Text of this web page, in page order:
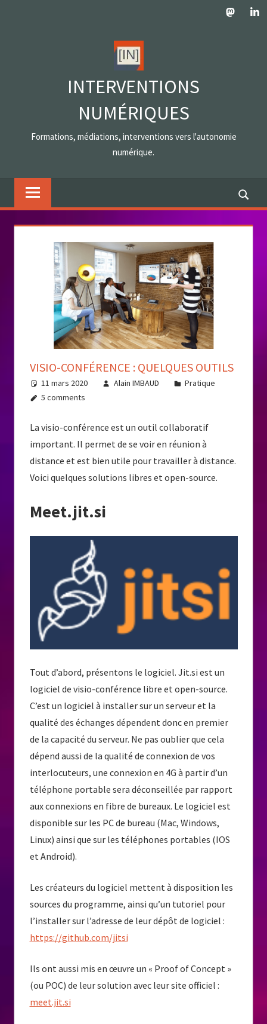
INTERVENTIONS
NUMÉRIQUES
Formations, médiations, interventions vers l'autonomie
numérique.
VISIO-CONFÉRENCE : QUELQUES OUTILS
11 mars 2020 Alain IMBAUD
Pratique
5 comments
La visio-conférence est un outil collaboratif
important. Il permet de se voir en réunion à
distance et est bien utile pour travailler à distance.
Voici quelques solutions libres et open-source.
Meet.jit.si
Tout d’abord, présentons le logiciel. Jit.si est un
logiciel de visio-conférence libre et open-source.
C’est un logiciel à installer sur un serveur et la
qualité des échanges dépendent donc en premier
de la capacité du serveur. Ne pas oublier que cela
dépend aussi de la qualité de connexion de vos
interlocuteurs, une connexion en 4G à partir d’un
téléphone portable sera déconseillée par rapport
aux connexions en fibre de bureaux. Le logiciel est
disponible sur les PC de bureau (Mac, Windows,
Linux) ainsi que sur les téléphones portables (IOS
et Android).
Les créateurs du logiciel mettent à disposition les
sources du programme, ainsi qu’un tutoriel pour
l’installer sur l’adresse de leur dépôt de logiciel :
https://github.com/jitsi
Ils ont aussi mis en œuvre un « Proof of Concept »
(ou POC) de leur solution avec leur site officiel :
meet.jit.si